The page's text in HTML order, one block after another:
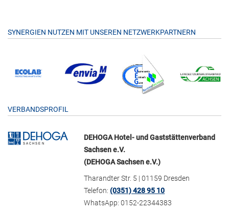
SYNERGIEN NUTZEN MIT UNSEREN NETZWERKPARTNERN
VERBANDSPROFIL
DEHOGA Hotel- und Gaststättenverband
Sachsen e.V.
(DEHOGA Sachsen e.V.)
Tharandter Str. 5 | 01159 Dresden
Telefon:(0351) 428 95 10
WhatsApp: 0152-22344383